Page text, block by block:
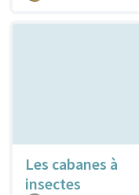
Les cabanes à
insectes